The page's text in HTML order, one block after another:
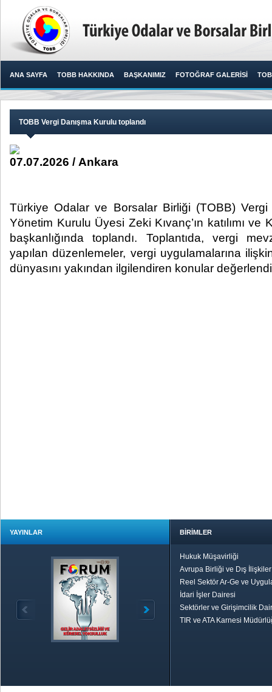
ANA SAYFA TOBB HAKKINDA BAŞKANIMIZ FOTOĞRAF GALERİSİ
TOBB Vergi Danışma Kurulu toplandı
07.07.2026 / Ankara
Türkiye Odalar ve Borsalar Birliği (TOBB) Vergi
Yönetim Kurulu Üyesi Zeki Kıvanç’ın katılımı ve
başkanlığında toplandı. Toplantıda, vergi
yapılan düzenlemeler, vergi uygulamalarına
dünyasını yakından ilgilendiren konular
YAYINLAR BİRİMLER
Hukuk Müşavirliği
Avrupa Birliği ve Dış
Reel Sektör Ar-Ge ve
İdari İşler Dairesi
Sektörler ve Girişimcilik
TIR ve ATA Karnesi